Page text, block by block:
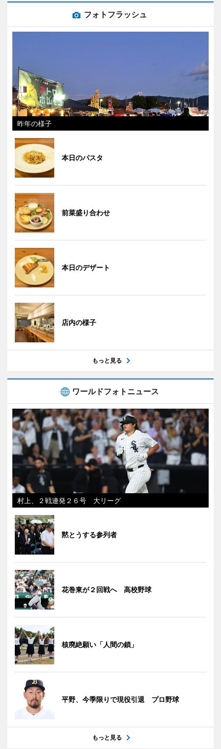
フォトフラッシュ
昨年の様子
本日のパスタ
前菜盛り合わせ
本日のデザート
店内の様子
もっと見る
ワールドフォトニュース
村上、２戦連発２６号 大リーグ
黙とうする参列者
花巻東が２回戦へ 高校野球
核廃絶願い「人間の鎖」
平野、今季限りで現役引退 プロ野球
もっと見る